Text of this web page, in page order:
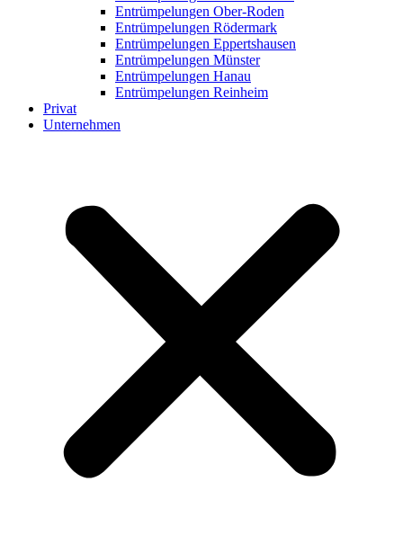
Entrümpelungen Ober-Roden
Entrümpelungen Rödermark
Entrümpelungen Eppertshausen
Entrümpelungen Münster
Entrümpelungen Hanau
Entrümpelungen Reinheim
Privat
Unternehmen